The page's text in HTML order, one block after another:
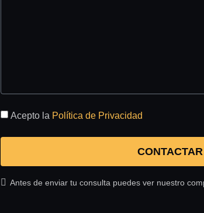
Acepto la Política de Privacidad
CONTACTAR
Antes de enviar tu consulta puedes ver nuestro